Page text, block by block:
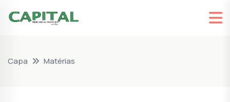
Capa Matérias